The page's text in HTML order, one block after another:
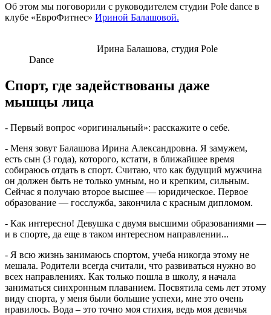
Об этом мы поговорили с руководителем студии Pоle dance в
клубе «ЕвроФитнес» Ириной Балашовой.
Ирина Балашова, студия Pole
Dance
Спорт, где задействованы даже
мышцы лица
- Первый вопрос «оригинальный»: расскажите о себе.
- Меня зовут Балашова Ирина Александровна. Я замужем,
есть сын (3 года), которого, кстати, в ближайшее время
собираюсь отдать в спорт. Считаю, что как будущий мужчина
он должен быть не только умным, но и крепким, сильным.
Сейчас я получаю второе высшее ― юридическое. Первое
образование ― госслужба, закончила с красным дипломом.
- Как интересно! Девушка с двумя высшими образованиями ―
и в спорте, да еще в таком интересном направлении...
- Я всю жизнь занимаюсь спортом, учеба никогда этому не
мешала. Родители всегда считали, что развиваться нужно во
всех направлениях. Как только пошла в школу, я начала
заниматься синхронным плаванием. Посвятила семь лет этому
виду спорта, у меня были большие успехи, мне это очень
нравилось. Вода – это точно моя стихия, ведь моя девичья